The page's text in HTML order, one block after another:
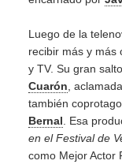
Luego de la
recibir más y más
y TV. Su gran
Cuarón ,
también
Bernal . Esa
en el Festival de
como Mejor Actor